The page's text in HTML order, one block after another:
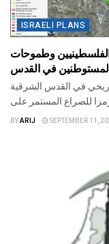
ISRAELI PLANS
وطموحات
في القدس
في القدس الشرقية
BYARIJ SEPTEMBER 11,